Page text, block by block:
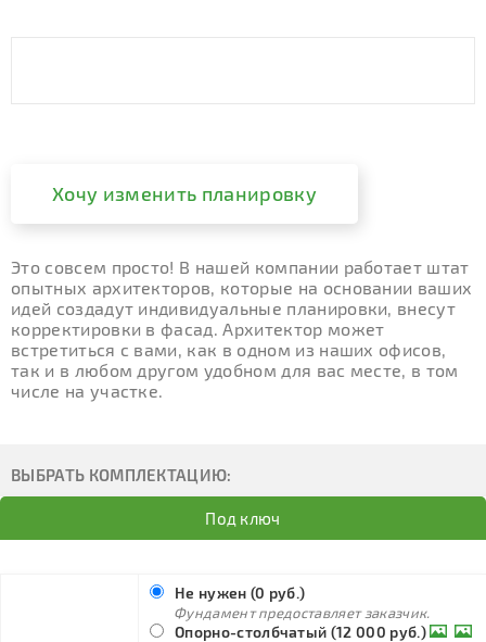
Хочу изменить планировку
Это совсем просто! В нашей компании работает штат
опытных архитекторов, которые на основании ваших
идей создадут индивидуальные планировки, внесут
корректировки в фасад. Архитектор может
встретиться с вами, как в одном из наших офисов,
так и в любом другом удобном для вас месте, в том
числе на участке.
ВЫБРАТЬ КОМПЛЕКТАЦИЮ:
Под ключ
Не нужен (0 руб.)
Фундамент предоставляет заказчик.
Опорно-столбчатый (12 000 руб.)